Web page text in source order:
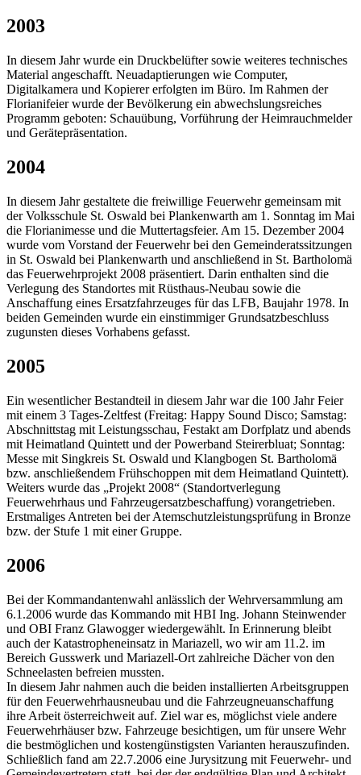
2003
In diesem Jahr wurde ein Druckbelüfter sowie weiteres technisches
Material angeschafft. Neuadaptierungen wie Computer,
Digitalkamera und Kopierer erfolgten im Büro. Im Rahmen der
Florianifeier wurde der Bevölkerung ein abwechslungsreiches
Programm geboten: Schauübung, Vorführung der Heimrauchmelder
und Gerätepräsentation.
2004
In diesem Jahr gestaltete die freiwillige Feuerwehr gemeinsam mit
der Volksschule St. Oswald bei Plankenwarth am 1. Sonntag im Mai
die Florianimesse und die Muttertagsfeier. Am 15. Dezember 2004
wurde vom Vorstand der Feuerwehr bei den Gemeinderatssitzungen
in St. Oswald bei Plankenwarth und anschließend in St. Bartholomä
das Feuerwehrprojekt 2008 präsentiert. Darin enthalten sind die
Verlegung des Standortes mit Rüsthaus-Neubau sowie die
Anschaffung eines Ersatzfahrzeuges für das LFB, Baujahr 1978. In
beiden Gemeinden wurde ein einstimmiger Grundsatzbeschluss
zugunsten dieses Vorhabens gefasst.
2005
Ein wesentlicher Bestandteil in diesem Jahr war die 100 Jahr Feier
mit einem 3 Tages-Zeltfest (Freitag: Happy Sound Disco; Samstag:
Abschnittstag mit Leistungsschau, Festakt am Dorfplatz und abends
mit Heimatland Quintett und der Powerband Steirerbluat; Sonntag:
Messe mit Singkreis St. Oswald und Klangbogen St. Bartholomä
bzw. anschließendem Frühschoppen mit dem Heimatland Quintett).
Weiters wurde das „Projekt 2008“ (Standortverlegung
Feuerwehrhaus und Fahrzeugersatzbeschaffung) vorangetrieben.
Erstmaliges Antreten bei der Atemschutzleistungsprüfung in Bronze
bzw. der Stufe 1 mit einer Gruppe.
2006
Bei der Kommandantenwahl anlässlich der Wehrversammlung am
6.1.2006 wurde das Kommando mit HBI Ing. Johann Steinwender
und OBI Franz Glawogger wiedergewählt. In Erinnerung bleibt
auch der Katastropheneinsatz in Mariazell, wo wir am 11.2. im
Bereich Gusswerk und Mariazell-Ort zahlreiche Dächer von den
Schneelasten befreien mussten.
In diesem Jahr nahmen auch die beiden installierten Arbeitsgruppen
für den Feuerwehrhausneubau und die Fahrzeugneuanschaffung
ihre Arbeit österreichweit auf. Ziel war es, möglichst viele andere
Feuerwehrhäuser bzw. Fahrzeuge besichtigen, um für unsere Wehr
die bestmöglichen und kostengünstigsten Varianten herauszufinden.
Schließlich fand am 22.7.2006 eine Jurysitzung mit Feuerwehr- und